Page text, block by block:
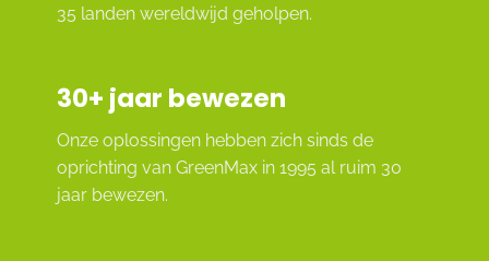
35 landen wereldwijd geholpen.
30+ jaar bewezen
Onze oplossingen hebben zich sinds de
oprichting van GreenMax in 1995 al ruim 30
jaar bewezen.